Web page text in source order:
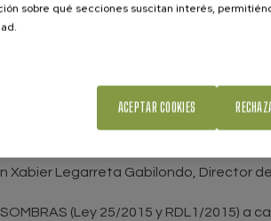
y cláusulas bancarias abusivas- la
sustantivos y procesales, que
Legarreta Gabilondo, Director
(Ley 25/2015 y RDL1/2015) a
sobre qué secciones suscitan interés,
ACEPTAR COOKIES